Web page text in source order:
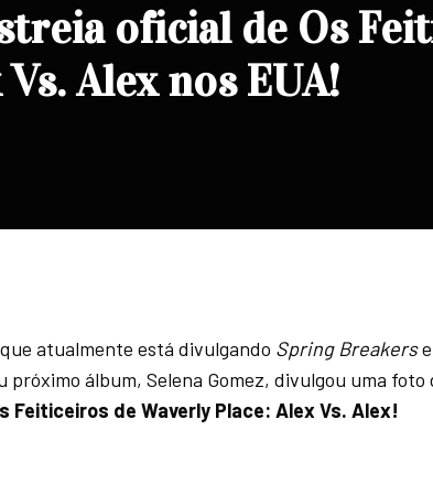
oficial de Os
Alex nos EUA!
atualmente está divulgando Spring Breakers
próximo álbum, Selena Gomez, divulgou uma foto
Feiticeiros de Waverly Place: Alex Vs. Alex!